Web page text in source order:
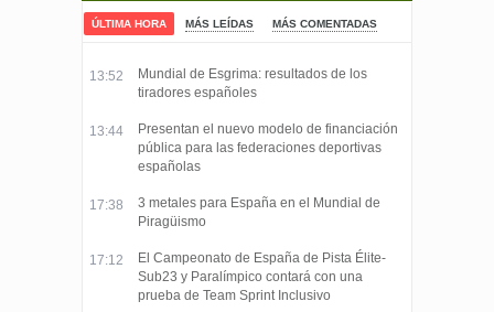
ÚLTIMA HORA MÁS LEÍDAS MÁS COMENTADAS
13:52
Mundial de Esgrima: resultados de los
tiradores españoles
13:44
Presentan el nuevo modelo de financiación
pública para las federaciones deportivas
españolas
17:38
3 metales para España en el Mundial de
Piragüismo
17:12
El Campeonato de España de Pista Élite-
Sub23 y Paralímpico contará con una
prueba de Team Sprint Inclusivo